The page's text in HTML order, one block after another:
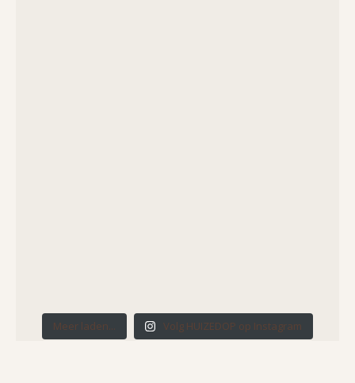
Meer laden... Volg HUIZEDOP op Instagram